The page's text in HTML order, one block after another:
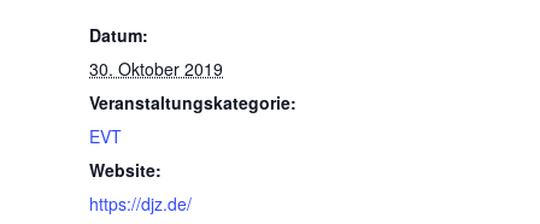
Datum:
30. Oktober 2019
Veranstaltungskategorie:
EVT
Website:
https://djz.de/